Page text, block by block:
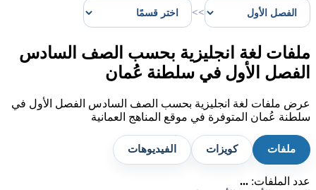
>>
ملفات لغة انجليزية بحسب الصف السادس
الفصل الأول في سلطنة عُمان
عرض ملفات لغة انجليزية بحسب الصف السادس الفصل الأول في
سلطنة عُمان المتوفرة في موقع المناهج العمانية
ملفات كويزات الفيديوهات
عدد الملفات: ...